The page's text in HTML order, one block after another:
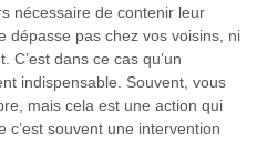
nécessaire de contenir leur
dépasse pas chez vos voisins, ni
C’est dans ce cas qu’un
indispensable. Souvent, vous
mais cela est une action qui
c’est souvent une intervention